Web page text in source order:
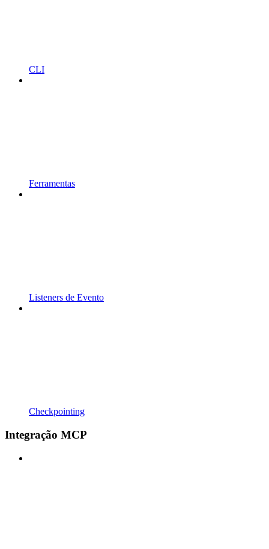
CLI
Ferramentas
Listeners de Evento
Checkpointing
Integração MCP